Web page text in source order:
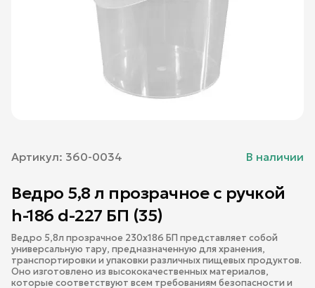
Артикул: 360-0034 В наличии
Ведро 5,8 л прозрачное с ручкой
h-186 d-227 БП (35)
Ведро 5,8л прозрачное 230х186 БП представляет собой
универсальную тару, предназначенную для хранения,
транспортировки и упаковки различных пищевых продуктов.
Оно изготовлено из высококачественных материалов,
которые соответствуют всем требованиям безопасности и